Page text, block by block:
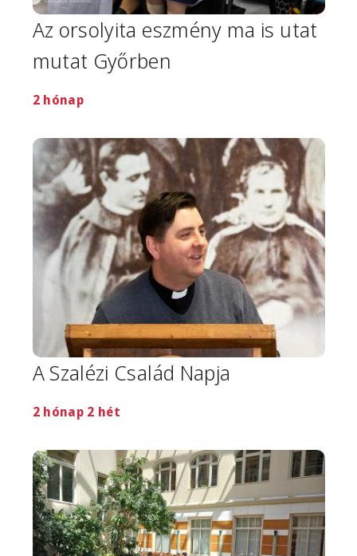
Az orsolyita eszmény ma is utat
mutat Győrben
2 hónap
Image
A Szalézi Család Napja
2 hónap 2 hét
Image